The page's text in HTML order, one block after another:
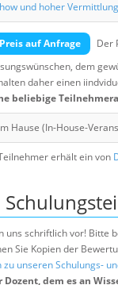
und hoher
Preis auf Anfrage
Der
dem
daher einen
beliebige
Hause (In-House-
erhält ein von
schriftlich vor! Bitte
Sie Kopien der
unseren Schulungs-
Dozent, dem es an